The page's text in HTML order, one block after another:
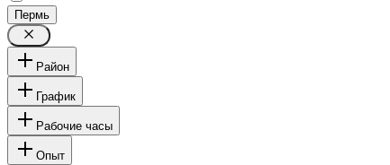
Пермь
Район
График
Рабочие часы
Опыт